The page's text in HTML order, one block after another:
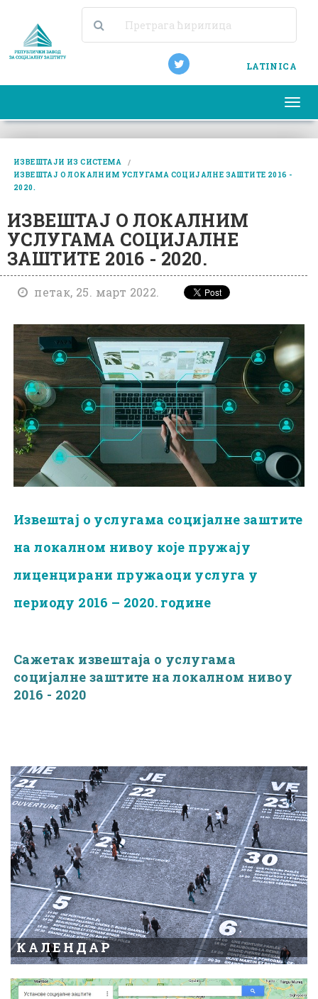
LATINICA
ИЗВЕШТАЈИ ИЗ СИСТЕМА
ИЗВЕШТАЈ О ЛОКАЛНИМ УСЛУГАМА СОЦИЈАЛНЕ ЗАШТИТЕ 2016 -
2020.
ИЗВЕШТАЈ О ЛОКАЛНИМ
УСЛУГАМА СОЦИЈАЛНЕ
ЗАШТИТЕ 2016 - 2020.
петак, 25. март 2022.
Извештај о услугама социјалне заштите
на локалном нивоу које пружају
лиценцирани пружаоци услуга у
периоду 2016 – 2020. године
Сажетак извештаја о услугама
социјалне заштите на локалном нивоу
2016 - 2020
КАЛЕНДАР